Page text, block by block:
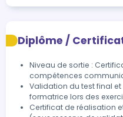
Diplôme /
Niveau de sortie :
compétences
Validation du test final
formatrice lors des
Certificat de réalisation